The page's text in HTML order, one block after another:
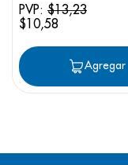
PVP: $13,23
$10,58
Agregar